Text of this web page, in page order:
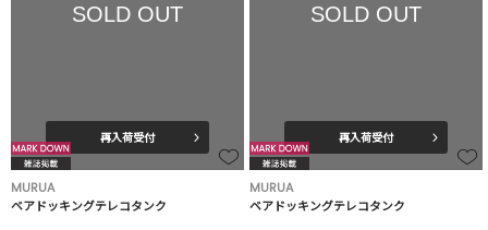
SOLD OUT
再入荷受付
MURUA
ベアドッキングテレコタンク
SOLD OUT
再入荷受付
MURUA
ベアドッキングテレコタンク